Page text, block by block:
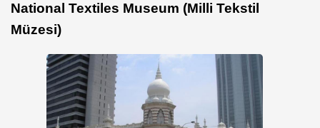
National Textiles Museum (Milli Tekstil
Müzesi)